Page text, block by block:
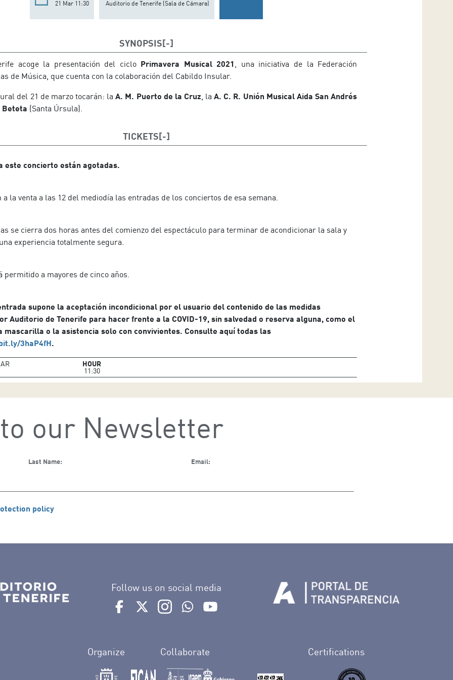
21 Mar 11:30
Auditorio de Tenerife (Sala de Cámara)
SYNOPSIS
acoge la presentación del ciclo Primavera Musical 2021 , una iniciativa de la Federación
de Música, que cuenta con la colaboración del Cabildo Insular.
del 21 de marzo tocarán: la A. M. Puerto de la Cruz, laA. C. R. Unión Musical Aida San Andrés
Beteta (Santa Úrsula).
TICKETS
este concierto están agotadas.
a la venta a las 12 del mediodía las entradas de los conciertos de esa semana.
se cierra dos horas antes del comienzo del espectáculo para terminar de acondicionar la sala y
experiencia totalmente segura.
permitido a mayores de cinco años.
supone la aceptación incondicional por el usuario del contenido de las medidas
Auditorio de Tenerife para hacer frente a la COVID-19, sin salvedad o reserva alguna, como el
mascarilla o la asistencia solo con convivientes. Consulte aquí todas las
3haP4fH.
HOUR
11:30
our Newsletter
Last Name: Email:
policy
Follow us on social media
Ir a perfil de Auditorio de Tenerife en Facebook
Ir a perfil de Auditorio de Tenerife en Twitter
Ir a perfil de Auditorio de Tenerife en Instagram
Ir al Boletín Whatsapp de Auditorio de Tenerife
Ir al perfil de Auditorio de Tenerife en Youtube
Organize Collaborate Certifications